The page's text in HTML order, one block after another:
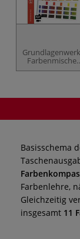
Farbenmischen
Acryl
Basisschema
Farbenlehre,
Gleichzeitig
insgesamt 11